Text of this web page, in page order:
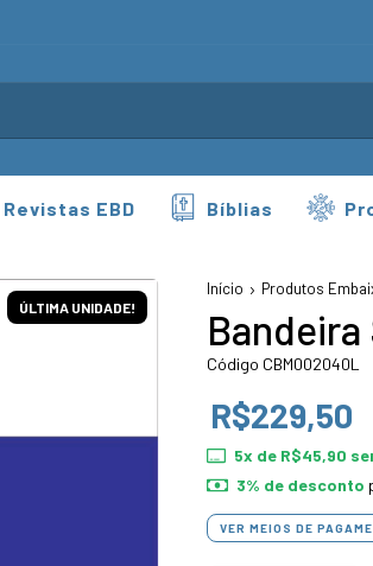
Revistas EBD Bíblias
ÚLTIMA UNIDADE!
Início Produtos
Bandeira
Código CBM002040L
R$229,50
5x de R$45,90
3% de desconto
VER MEIOS DE